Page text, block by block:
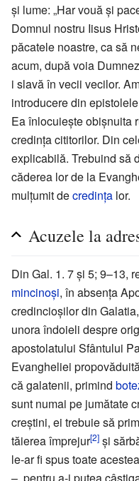
și lume: „Har vouă și
Domnul nostru Iisus
păcatele noastre, ca să
acum, după voia
i slavă în vecii vecilor.
introducere din
Ea înlocuiește obișnuita
credința cititorilor. Din
explicabilă. Trebuind să
căderea lor de la
mulțumit decredința lor.
Acuzele la
Din Gal. 1. 7 și 5; 9–13,
mincinoși, în absența
credincioșilor din
unora îndoieli despre
apostolatului Sfântului
Evangheliei
că galatenii, primind
sunt numai pe jumătate
creștini, ei trebuie să
tăierea împrejur[2] și
le-ar fi spus toate
–, pentru a-i putea